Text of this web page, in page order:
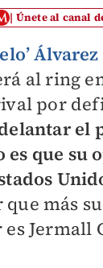
Únete al canal
Álvarez
al ring
por
el
es que su
más
Jermall